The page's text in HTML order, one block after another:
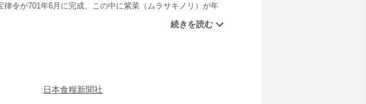
令が701年6月に完成、この中に紫菜（ムラサキノリ）が年
日本食糧新聞社